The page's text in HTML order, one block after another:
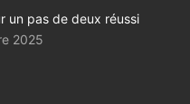
un pas de deux réussi
2025